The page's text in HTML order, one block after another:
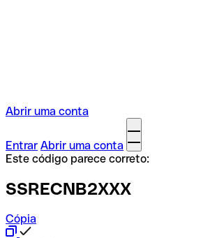
Abrir uma conta
Entrar Abrir uma conta
Este código parece correto:
SSRECNB2XXX
Cópia